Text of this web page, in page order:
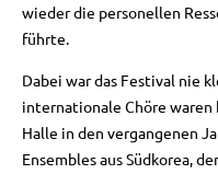
wieder die personellen
führte.
Dabei war das Festival nie
internationale Chöre
Halle in den vergangenen
Ensembles aus Südkorea,